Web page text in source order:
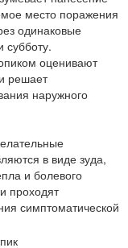
место поражения
одинаковые
оценивают
решает
наружного
в виде зуда,
и болевого
проходят
симптоматической